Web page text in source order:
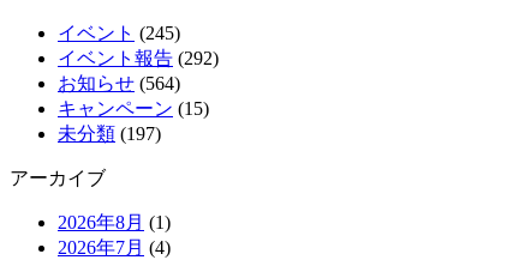
イベント (245)
イベント報告 (292)
お知らせ (564)
キャンペーン (15)
未分類 (197)
アーカイブ
2026年8月 (1)
2026年7月 (4)